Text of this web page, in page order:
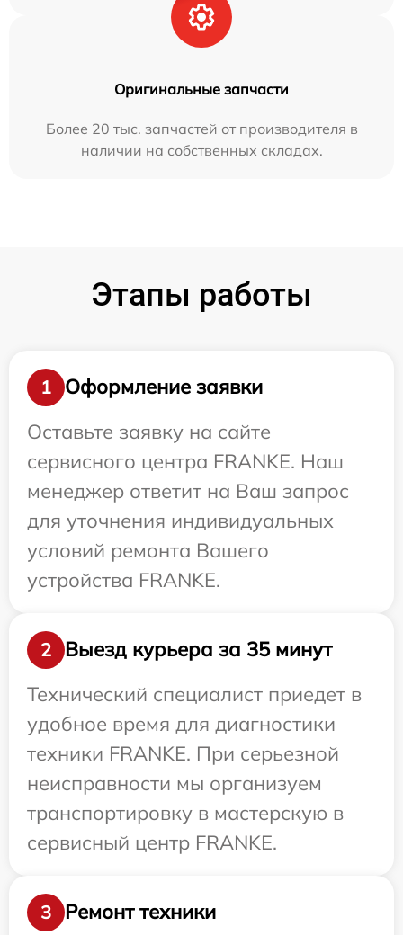
Оригинальные запчасти
Более 20 тыс. запчастей от производителя в
наличии на собственных складах.
Этапы работы
1
Оформление заявки
Оставьте заявку на сайте
сервисного центра FRANKE. Наш
менеджер ответит на Ваш запрос
для уточнения индивидуальных
условий ремонта Вашего
устройства FRANKE.
2
Выезд курьера за 35 минут
Технический специалист приедет в
удобное время для диагностики
техники FRANKE. При серьезной
неисправности мы организуем
транспортировку в мастерскую в
сервисный центр FRANKE.
3 Ремонт техники